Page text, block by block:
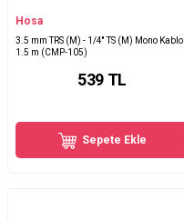
Hosa
3.5 mm TRS (M) - 1/4'' TS (M) Mono Kablo
1.5 m (CMP-105)
539 TL
Sepete Ekle